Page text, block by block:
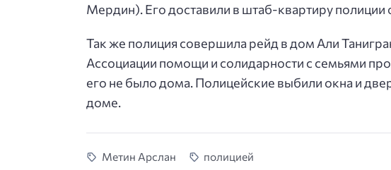
Мердин). Его доставили в штаб-квартиру полиции
Так же полиция совершила рейд в дом Али
Ассоциации помощи и солидарности с семьями
его не было дома. Полицейские выбили окна и
доме.
Метин Арслан полицией